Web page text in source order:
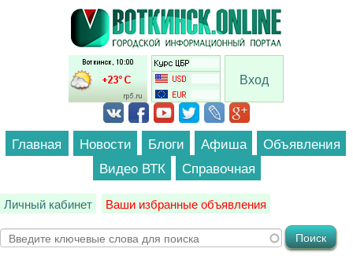
Перейти к основному содержанию
Вход
Главная Новости Блоги Афиша
Объявления
Видео ВТК
Справочная
Личный кабинет Ваши избранные объявления